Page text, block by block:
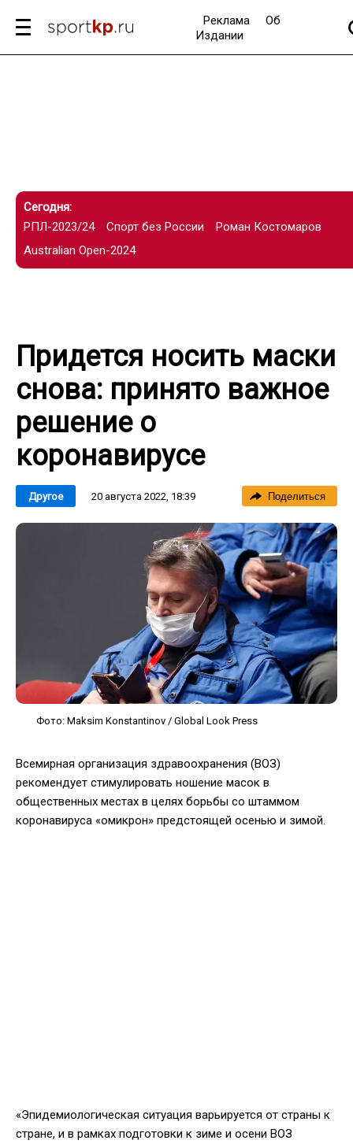
Реклама
Об
Издании
Сегодня:
РПЛ-2023/24
Спорт без России
Роман Костомаров
Australian Open-2024
Придется носить маски
снова: принято важное
решение о
коронавирусе
Другое 20 августа 2022, 18:39 Поделиться
Фото: Maksim Konstantinov / Global Look Press
Всемирная организация здравоохранения (ВОЗ)
рекомендует стимулировать ношение масок в
общественных местах в целях борьбы со штаммом
коронавируса «омикрон» предстоящей осенью и зимой.
«Эпидемиологическая ситуация варьируется от страны к
стране, и в рамках подготовки к зиме и осени ВОЗ